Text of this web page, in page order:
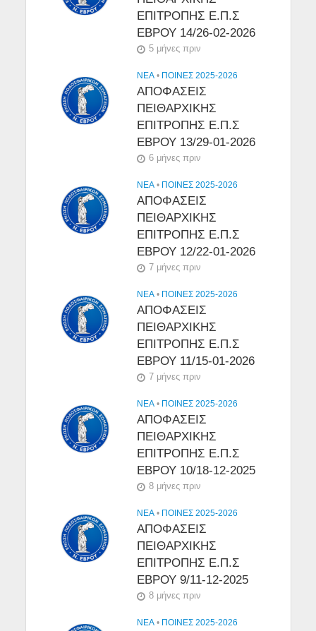
ΕΠΙΤΡΟΠΗΣ Ε.Π.Σ
ΕΒΡΟΥ 14/26-02-2026
5 μήνες πριν
NEA • ΠΟΙΝΕΣ 2025-2026
ΑΠΟΦΑΣΕΙΣ
ΠΕΙΘΑΡΧΙΚΗΣ
ΕΠΙΤΡΟΠΗΣ Ε.Π.Σ
ΕΒΡΟΥ 13/29-01-2026
6 μήνες πριν
NEA • ΠΟΙΝΕΣ 2025-2026
ΑΠΟΦΑΣΕΙΣ
ΠΕΙΘΑΡΧΙΚΗΣ
ΕΠΙΤΡΟΠΗΣ Ε.Π.Σ
ΕΒΡΟΥ 12/22-01-2026
7 μήνες πριν
NEA • ΠΟΙΝΕΣ 2025-2026
ΑΠΟΦΑΣΕΙΣ
ΠΕΙΘΑΡΧΙΚΗΣ
ΕΠΙΤΡΟΠΗΣ Ε.Π.Σ
ΕΒΡΟΥ 11/15-01-2026
7 μήνες πριν
NEA • ΠΟΙΝΕΣ 2025-2026
ΑΠΟΦΑΣΕΙΣ
ΠΕΙΘΑΡΧΙΚΗΣ
ΕΠΙΤΡΟΠΗΣ Ε.Π.Σ
ΕΒΡΟΥ 10/18-12-2025
8 μήνες πριν
NEA • ΠΟΙΝΕΣ 2025-2026
ΑΠΟΦΑΣΕΙΣ
ΠΕΙΘΑΡΧΙΚΗΣ
ΕΠΙΤΡΟΠΗΣ Ε.Π.Σ
ΕΒΡΟΥ 9/11-12-2025
8 μήνες πριν
NEA • ΠΟΙΝΕΣ 2025-2026